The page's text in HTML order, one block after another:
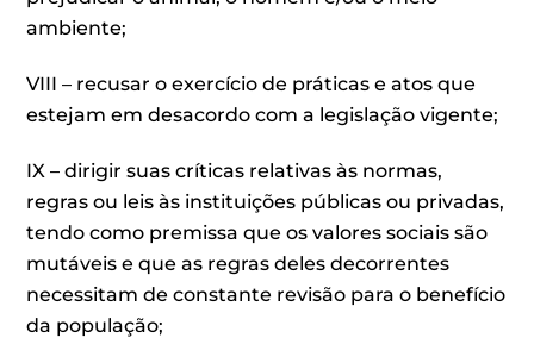
ambiente;
VIII – recusar o exercício de práticas e atos que
estejam em desacordo com a legislação vigente;
IX – dirigir suas críticas relativas às normas,
regras ou leis às instituições públicas ou privadas,
tendo como premissa que os valores sociais são
mutáveis e que as regras deles decorrentes
necessitam de constante revisão para o benefício
da população;